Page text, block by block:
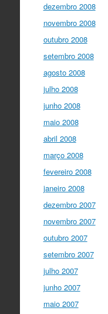
dezembro 2008
novembro 2008
outubro 2008
setembro 2008
agosto 2008
julho 2008
junho 2008
maio 2008
abril 2008
março 2008
fevereiro 2008
janeiro 2008
dezembro 2007
novembro 2007
outubro 2007
setembro 2007
julho 2007
junho 2007
maio 2007